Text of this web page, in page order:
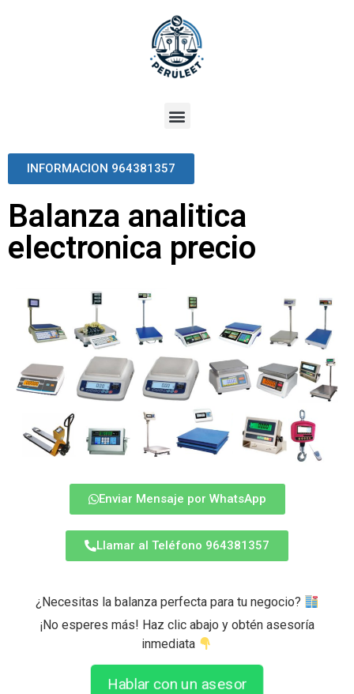
INFORMACION 964381357
Balanza analitica
electronica precio
Enviar Mensaje por WhatsApp
Llamar al Teléfono 964381357
¿Necesitas la balanza perfecta para tu negocio?
¡No esperes más! Haz clic abajo y obtén asesoría
inmediata
Hablar con un asesor